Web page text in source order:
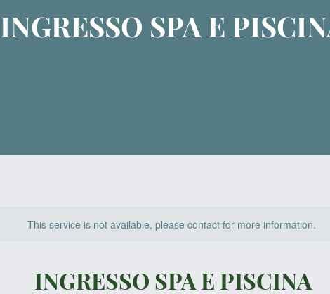
INGRESSO SPA E
This service is not available, please contact for more information.
INGRESSO SPA E PISCINA